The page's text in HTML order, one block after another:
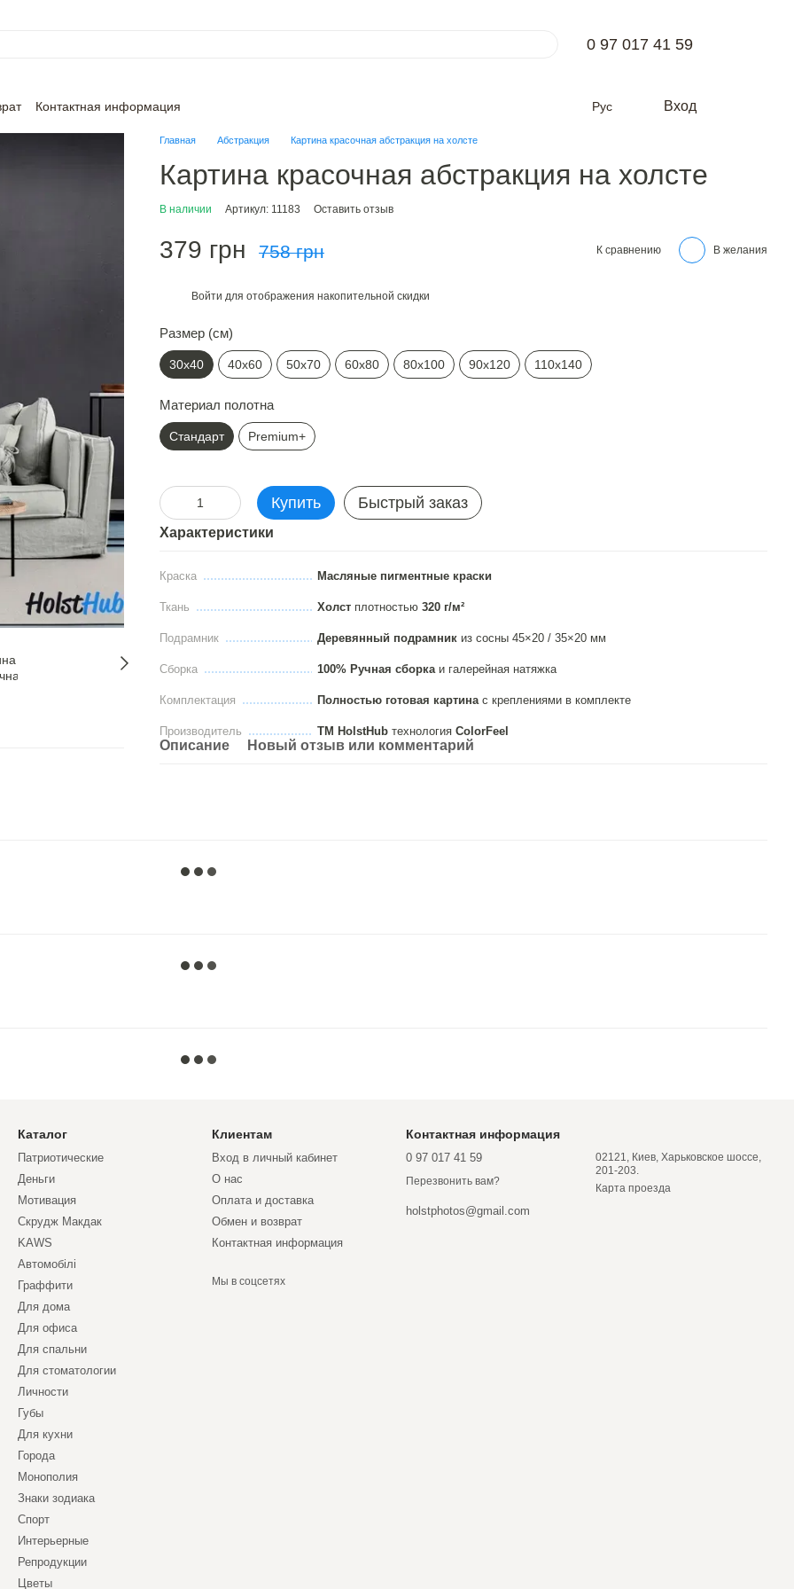
0 97 017 41 59
Контактная информация Рус Вход
Главная Абстракция Картина красочная абстракция на холсте
Картина красочная абстракция на холсте
В наличии Артикул: 11183 Оставить отзыв
379 грн 758 грн К сравнению В желания
Войти для отображения накопительной скидки
Размер (см)
30х40 40х60 50х70 60х80 80х100 90х120 110х140
Материал полотна
Стандарт Premium+
Купить Быстрый заказ
Характеристики
Краска Масляные пигментные краски
Ткань Холстплотностью 320 г/м²
Подрамник Деревянный подрамникиз сосны 45×20 / 35×20 мм
Сборка 100% Ручная сборкаи галерейная натяжка
Комплектация Полностью готовая картинас креплениями в комплекте
Производитель ТМ HolstHubтехнология ColorFeel
Описание Новый отзыв или комментарий
Каталог
Патриотические
Деньги
Мотивация
Скрудж Макдак
KAWS
Автомобілі
Граффити
Для дома
Для офиса
Для спальни
Для стоматологии
Личности
Губы
Для кухни
Города
Монополия
Знаки зодиака
Спорт
Интерьерные
Репродукции
Цветы
Клиентам
Вход в личный кабинет
О нас
Оплата и доставка
Обмен и возврат
Контактная информация
Мы в соцсетях
Контактная информация
0 97 017 41 59
Перезвонить вам?
holstphotos@gmail.com
02121, Киев, Харьковское шоссе,
201-203.
Карта проезда